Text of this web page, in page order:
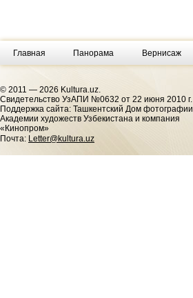
Главная Панорама Вернисаж
© 2011 — 2026 Kultura.uz.
Cвидетельство УзАПИ №0632 от 22 июня 2010 г.
Поддержка сайта: Ташкентский Дом фотографии
Академии художеств Узбекистана и компания
«Кинопром»
Почта: Letter@kultura.uz